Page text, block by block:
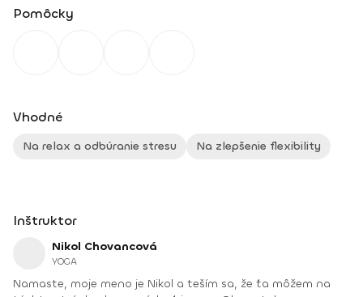
Pomôcky
Vhodné
Na relax a odbúranie stresu Na zlepšenie flexibility
Inštruktor
Nikol Chovancová
YOGA
Namaste, moje meno je Nikol a teším sa, že ťa môžem na